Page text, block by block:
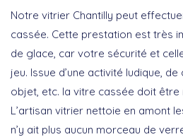
Notre vitrier Chantilly peut
cassée. Cette prestation est très
de glace, car votre sécurité et
jeu. Issue d’une activité ludique, de
objet, etc. la vitre cassée doit
L’artisan vitrier nettoie en amont
n’y ait plus aucun morceau de